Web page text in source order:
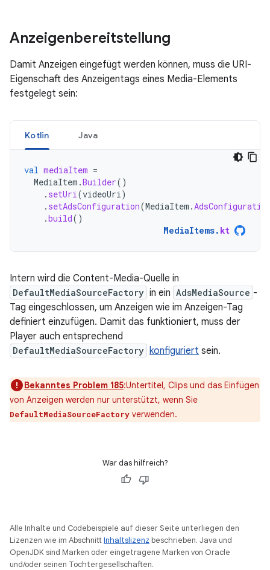
Anzeigenbereitstellung
Damit Anzeigen eingefügt werden können, muss die URI-
Eigenschaft des Anzeigentags eines Media-Elements
festgelegt sein:
Kotlin Java
val mediaItem =
MediaItem .Builder()
. setUri(videoUri)
. setAdsConfiguration(MediaItem .
.build()
MediaItems. kt
Intern wird die Content-Media-Quelle in
DefaultMediaSourceFactory in ein AdsMediaSource -
Tag eingeschlossen, um Anzeigen wie im Anzeigen-Tag
definiert einzufügen. Damit das funktioniert, muss der
Player auch entsprechend
DefaultMediaSourceFactory konfiguriert sein.
Bekanntes Problem 185:Untertitel, Clips und das Einfügen
von Anzeigen werden nur unterstützt, wenn Sie
DefaultMediaSourceFactory verwenden.
War das hilfreich?
Alle Inhalte und Codebeispiele auf dieser Seite unterliegen den
Lizenzen wie im AbschnittInhaltslizenz beschrieben. Java und
OpenJDK sind Marken oder eingetragene Marken von Oracle
und/oder seinen Tochtergesellschaften.